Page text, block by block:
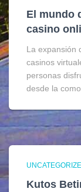
El mundo
casino
La expansión
casinos
personas
desde la
Kutos